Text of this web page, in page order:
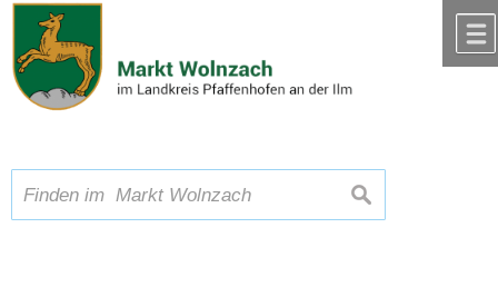
Zum Inhalt,zur Navigation
Schriftgröße A A A suchen